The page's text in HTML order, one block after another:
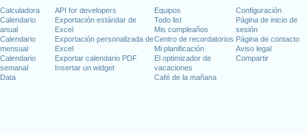
Calculadora
Calendario
anual
Calendario
mensual
Calendario
semanal
Data
API for developers
Exportación estándar de
Excel
Exportación personalizada de
Excel
Exportar calendario PDF
Insertar un widget
Equipos
Todo list
Mis cumpleaños
Centro de recordatorios
Mi planificación
El optimizador de
vacaciones
Café de la mañana
Configuración
Página de inicio de
sesión
Página de contacto
Aviso legal
Compartir
noviembre 10, 2023
23, 2023
2023
fin de semana